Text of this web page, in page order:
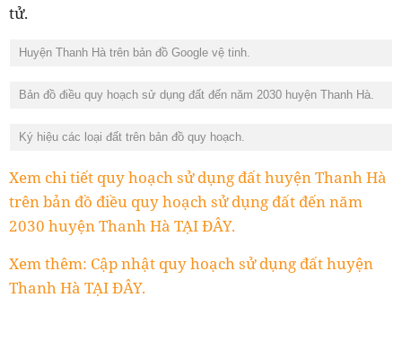
tử.
Huyện Thanh Hà trên bản đồ Google vệ tinh.
Bản đồ điều quy hoạch sử dụng đất đến năm 2030 huyện Thanh Hà.
Ký hiệu các loại đất trên bản đồ quy hoạch.
Xem chi tiết quy hoạch sử dụng đất huyện Thanh Hà
trên bản đồ điều quy hoạch sử dụng đất đến năm
2030 huyện Thanh Hà TẠI ĐÂY.
Xem thêm: Cập nhật quy hoạch sử dụng đất huyện
Thanh Hà TẠI ĐÂY.